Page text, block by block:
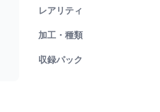
レアリティ
加工・種類
収録パック